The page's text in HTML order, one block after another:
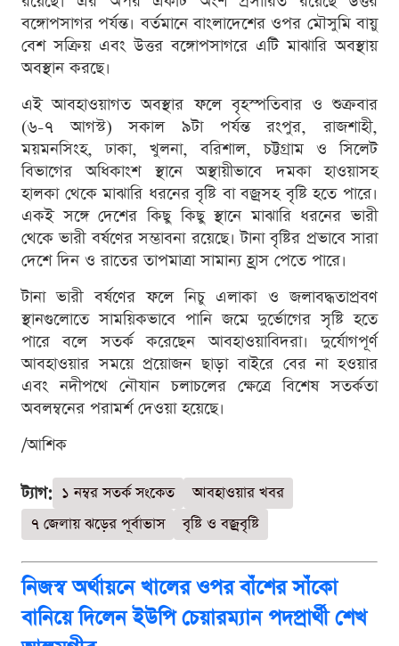
বঙ্গোপসাগর পর্যন্ত। বর্তমানে বাংলাদেশের ওপর মৌসুমি বায়ু
বেশ সক্রিয় এবং উত্তর বঙ্গোপসাগরে এটি মাঝারি অবস্থায়
অবস্থান করছে।
এই আবহাওয়াগত অবস্থার ফলে বৃহস্পতিবার ও শুক্রবার
(৬-৭ আগস্ট) সকাল ৯টা পর্যন্ত রংপুর, রাজশাহী,
ময়মনসিংহ, ঢাকা, খুলনা, বরিশাল, চট্টগ্রাম ও সিলেট
বিভাগের অধিকাংশ স্থানে অস্থায়ীভাবে দমকা হাওয়াসহ
হালকা থেকে মাঝারি ধরনের বৃষ্টি বা বজ্রসহ বৃষ্টি হতে পারে।
একই সঙ্গে দেশের কিছু কিছু স্থানে মাঝারি ধরনের ভারী
থেকে ভারী বর্ষণের সম্ভাবনা রয়েছে। টানা বৃষ্টির প্রভাবে সারা
দেশে দিন ও রাতের তাপমাত্রা সামান্য হ্রাস পেতে পারে।
টানা ভারী বর্ষণের ফলে নিচু এলাকা ও জলাবদ্ধতাপ্রবণ
স্থানগুলোতে সাময়িকভাবে পানি জমে দুর্ভোগের সৃষ্টি হতে
পারে বলে সতর্ক করেছেন আবহাওয়াবিদরা। দুর্যোগপূর্ণ
আবহাওয়ার সময়ে প্রয়োজন ছাড়া বাইরে বের না হওয়ার
এবং নদীপথে নৌযান চলাচলের ক্ষেত্রে বিশেষ সতর্কতা
অবলম্বনের পরামর্শ দেওয়া হয়েছে।
/আশিক
ট্যাগ: ১ নম্বর সতর্ক সংকেত
আবহাওয়ার খবর
৭ জেলায় ঝড়ের পূর্বাভাস
বৃষ্টি ও বজ্রবৃষ্টি
নিজস্ব অর্থায়নে খালের ওপর বাঁশের সাঁকো
বানিয়ে দিলেন ইউপি চেয়ারম্যান পদপ্রার্থী শেখ